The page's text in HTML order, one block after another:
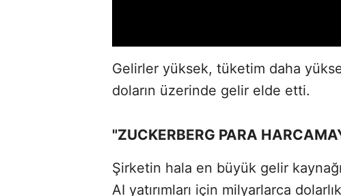
Gelirler yüksek, tüketim daha
doların üzerinde gelir elde etti.
"ZUCKERBERG PARA
Şirketin hala en büyük gelir
AI yatırımları için milyarlarca